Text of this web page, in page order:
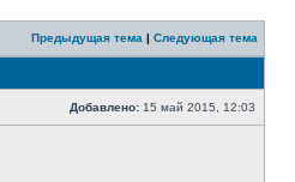
Предыдущая тема | Следующая тема
Добавлено: 15 май 2015, 12:03